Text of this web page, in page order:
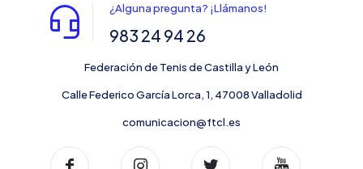
¿Alguna pregunta? ¡Llámanos!
983 24 94 26
Federación de Tenis de Castilla y León
Calle Federico García Lorca, 1, 47008 Valladolid
comunicacion@ftcl.es